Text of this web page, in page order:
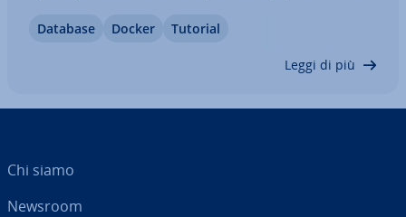
utilizzi. Nella nostra guida esa­mi­nia­mo gli aspetti
Database Docker Tutorial
Leggi di più
Chi siamo
Newsroom